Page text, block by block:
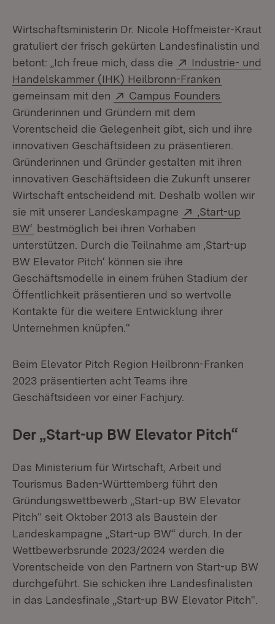
Wirtschaftsministerin Dr. Nicole Hoffmeister-Kraut
gratuliert der frisch gekürten Landesfinalistin und
betont: „Ich freue mich, dass die
Extern:
Industrie- und
Handelskammer (IHK) Heilbronn-Franken
gemeinsam mit den
Extern:
Campus Founders
Gründerinnen und Gründern mit dem
Vorentscheid die Gelegenheit gibt, sich und ihre
innovativen Geschäftsideen zu präsentieren.
Gründerinnen und Gründer gestalten mit ihren
innovativen Geschäftsideen die Zukunft unserer
Wirtschaft entscheidend mit. Deshalb wollen wir
sie mit unserer Landeskampagne
Extern:
‚Start-up
BW‘ (Öffnet in neuem Fenster)
bestmöglich bei ihren Vorhaben
unterstützen. Durch die Teilnahme am ‚Start-up
BW Elevator Pitch‘ können sie ihre
Geschäftsmodelle in einem frühen Stadium der
Öffentlichkeit präsentieren und so wertvolle
Kontakte für die weitere Entwicklung ihrer
Unternehmen knüpfen.“
Beim Elevator Pitch Region Heilbronn-Franken
2023 präsentierten acht Teams ihre
Geschäftsideen vor einer Fachjury.
Der „Start-up BW Elevator Pitch“
Das Ministerium für Wirtschaft, Arbeit und
Tourismus Baden-Württemberg führt den
Gründungswettbewerb „Start-up BW Elevator
Pitch“ seit Oktober 2013 als Baustein der
Landeskampagne „Start-up BW“ durch. In der
Wettbewerbsrunde 2023/2024 werden die
Vorentscheide von den Partnern von Start-up BW
durchgeführt. Sie schicken ihre Landesfinalisten
in das Landesfinale „Start-up BW Elevator Pitch“.